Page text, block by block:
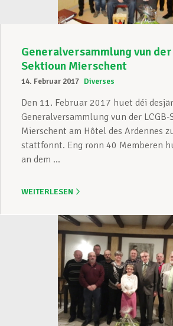
Generalversammlung vun der
Sektioun Mierschent
14. Februar 2017 Diverses
Den 11. Februar 2017 huet déi
Generalversammlung vun der LCGB-
Mierschent am Hôtel des Ardennes
stattfonnt. Eng ronn 40 Memberen
an dem ...
WEITERLESEN